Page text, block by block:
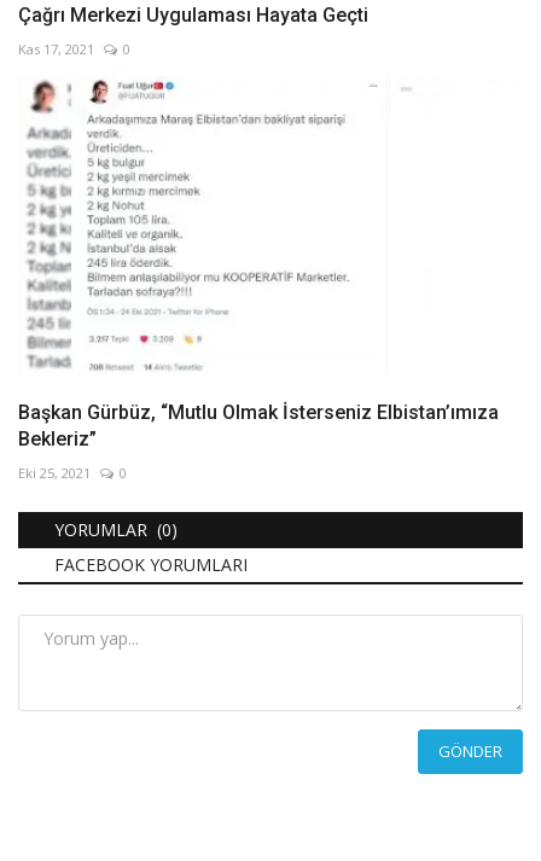
Çağrı Merkezi Uygulaması Hayata Geçti
Kas 17, 2021 0
Başkan Gürbüz, “Mutlu Olmak İsterseniz Elbistan’ımıza
Bekleriz”
Eki 25, 2021 0
YORUMLAR (0)
FACEBOOK YORUMLARI
GÖNDER